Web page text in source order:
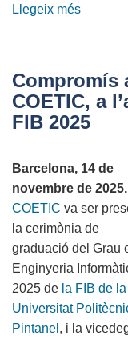
Llegeix més
la
segona
edició
Premis
TIC
Sud
Compromís
COETIC, a
FIB 2025
Barcelona, 14 de
novembre de 2025.
COETIC va ser
la cerimònia de
graduació del Grau
Enginyeria
2025 de la FIB de la
Universitat
Pintanel , i la